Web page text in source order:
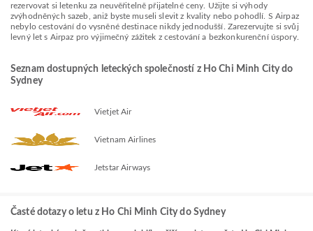
rezervovat si letenku za neuvěřitelně přijatelné ceny. Užijte si výhody
zvýhodněných sazeb, aniž byste museli slevit z kvality nebo pohodlí. S Airpaz
nebylo cestování do vysněné destinace nikdy jednodušší. Zarezervujte si svůj
levný let s Airpaz pro výjimečný zážitek z cestování a bezkonkurenční úspory.
Seznam dostupných leteckých společností z Ho Chi Minh City do
Sydney
Vietjet Air
Vietnam Airlines
Jetstar Airways
Časté dotazy o letu z Ho Chi Minh City do Sydney